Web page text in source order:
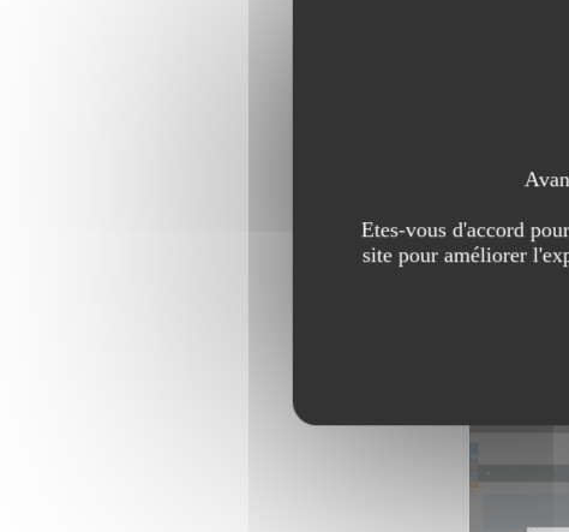
Etes-vous d'accord
site pour améliorer